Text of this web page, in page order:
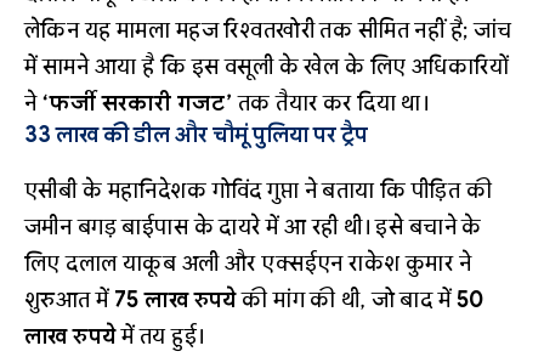
लेकिन यह मामला महज रिश्वतखोरी तक सीमित नहीं है; जांच
में सामने आया है कि इस वसूली के खेल के लिए अधिकारियों
ने‘फर्जी सरकारी गजट’ तक तैयार कर दिया था।
33 लाख की डील और चौमूं पुलिया पर ट्रैप
एसीबी के महानिदेशक गोविंद गुप्ता ने बताया कि पीड़ित की
जमीन बगड़ बाईपास के दायरे में आ रही थी। इसे बचाने के
लिए दलाल याकूब अली और एक्सईएन राकेश कुमार ने
शुरुआत में 75 लाख रुपयेकी मांग की थी, जो बाद में50
लाख रुपयेमें तय हुई।